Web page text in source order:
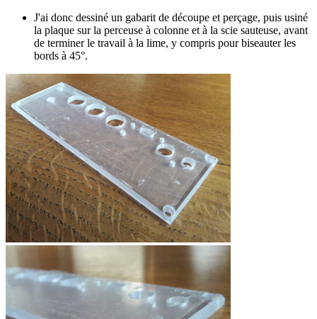
J'ai donc dessiné un gabarit de découpe et perçage, puis usiné
la plaque sur la perceuse à colonne et à la scie sauteuse, avant
de terminer le travail à la lime, y compris pour biseauter les
bords à 45°.